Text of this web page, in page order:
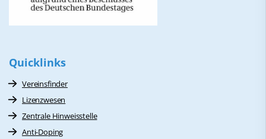
Quicklinks
Vereinsfinder
Lizenzwesen
Zentrale Hinweisstelle
Anti-Doping